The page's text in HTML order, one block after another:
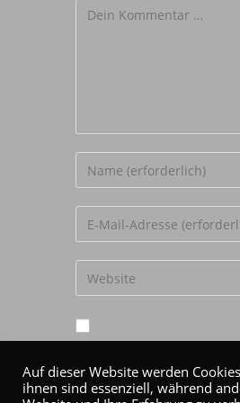
Kommentar
Gib
deinen
Namen
oder
zum
Kommentieren
ein
Gib
deine
E-
Mail-
zum
ein
Gib
deine
Website-
URL
(optional)
diesem Browser für
Kommentar speichern.
Auf dieser Website werden
ihnen sind essenziell, während